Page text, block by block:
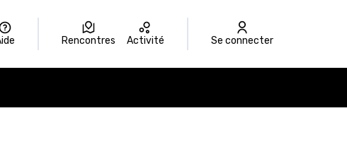
Aide Rencontres Activité Se connecter